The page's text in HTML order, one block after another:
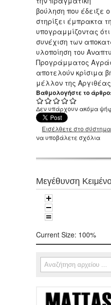
βούληση που έδειξε
στηρίξει έμπρακτα
υπογραμμίζοντας
συνέχιση των
υλοποίηση του
Προγράμματος
αποτελούν κρίσιμα
μέλλον της
Βαθμολογήστε το άρθρο:
Δεν υπάρχουν ακόμα
Εισέλθετε στο σύστημα
να υποβάλετε σχόλια
Μεγέθυνση
Current Size: 100%
Φόρμα
Αναζήτηση